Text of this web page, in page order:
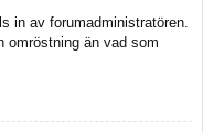
in av forumadministratören.
omröstning än vad som